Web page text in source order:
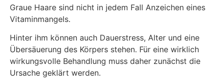
Graue Haare sind nicht in jedem Fall Anzeichen eines
Vitaminmangels.
Hinter ihm können auch Dauerstress, Alter und eine
Übersäuerung des Körpers stehen. Für eine wirklich
wirkungsvolle Behandlung muss daher zunächst die
Ursache geklärt werden.